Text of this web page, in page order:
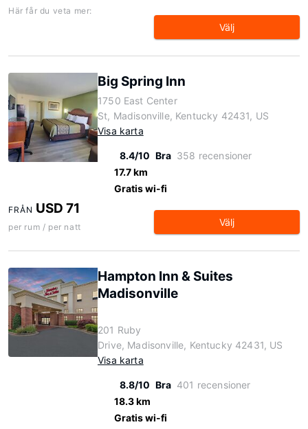
Här får du veta mer:
Välj
Big Spring Inn
1750 East Center
St, Madisonville, Kentucky 42431, US
Visa karta
8.4/10 Bra 358 recensioner
17.7 km
Gratis wi-fi
FRÅN USD 71
per rum / per natt Välj
Hampton Inn & Suites
Madisonville
201 Ruby
Drive, Madisonville, Kentucky 42431, US
Visa karta
8.8/10 Bra 401 recensioner
18.3 km
Gratis wi-fi